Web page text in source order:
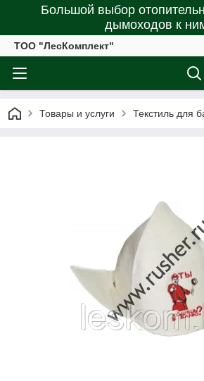
Большой выбор
дымоходов к
ТОО "ЛесКомплект"
Товары и услуги Текстиль для